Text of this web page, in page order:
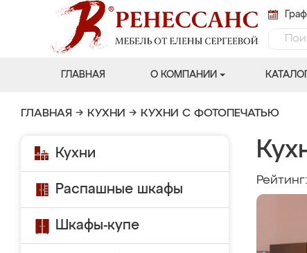
ГЛАВНАЯ О КОМПАНИИ КАТАЛОГ
ГЛАВНАЯ → КУХНИ → КУХНИ С ФОТОПЕЧАТЬЮ
Кухни
Распашные шкафы
Шкафы-купе
Рейтинг: